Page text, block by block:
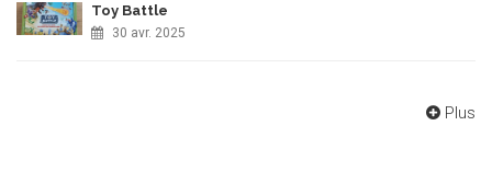
Toy Battle
30 avr. 2025
Plus